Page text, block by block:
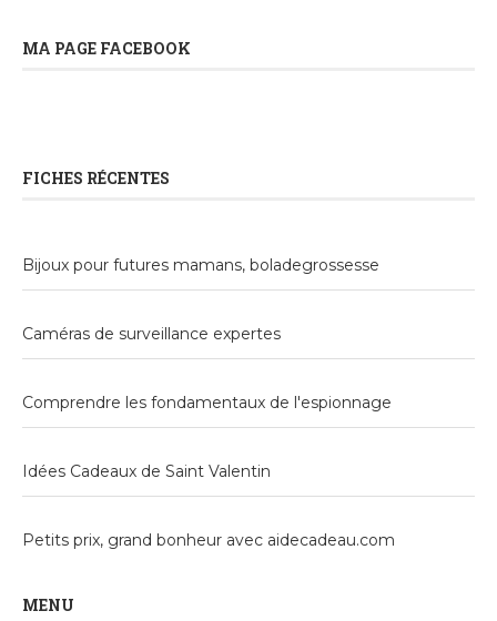
MA PAGE FACEBOOK
FICHES RÉCENTES
Bijoux pour futures mamans, boladegrossesse
Caméras de surveillance expertes
Comprendre les fondamentaux de l'espionnage
Idées Cadeaux de Saint Valentin
Petits prix, grand bonheur avec aidecadeau.com
MENU